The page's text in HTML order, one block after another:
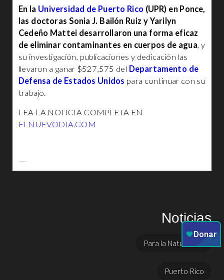
En la Universidad de Puerto Rico (UPR) en Ponce,
las doctoras Sonia J. Bailón Ruiz y Yarilyn
Cedeño Mattei desarrollaron una forma eficaz
de eliminar contaminantes en cuerpos de agua, y
su investigación, publicaciones y dedicación las
llevaron a ganar $527,575 del Departamento de
Defensa de Estados Unidos para continuar con su
trabajo.
LEA LA NOTICIA COMPLETA EN
ELNUEVODIA.COM
Noticias
Para la Naturaleza
Puerto Rico